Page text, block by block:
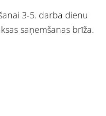
3-5. darba dienu
saņemšanas brīža.